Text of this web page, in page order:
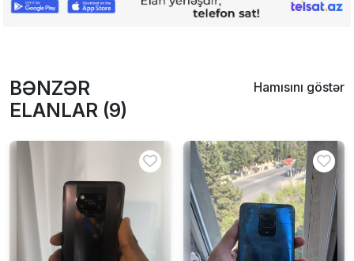
BƏNZƏR
ELANLAR (9)
Hamısını göstər